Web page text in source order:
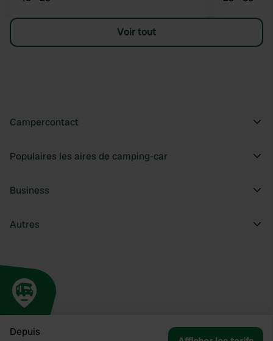
Depuis
Voir tout
Campercontact
Populaires les aires de camping-car
Business
Autres